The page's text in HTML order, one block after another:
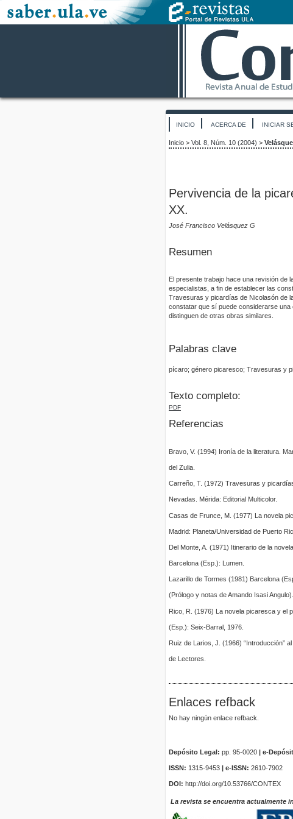
INICIO ACERCA DE INICIAR
Inicio > Vol. 8, Núm. 10 (2004) >
Pervivencia de la
XX.
José Francisco Velásquez G
Resumen
El presente trabajo hace una revisión
especialistas, a fin de establecer las
Travesuras y picardías de Nicolasón de
constatar que sí puede considerarse una
distinguen de otras obras similares.
Palabras clave
pícaro; género picaresco; Travesuras y
Texto completo:
PDF
Referencias
Bravo, V. (1994) Ironía de la literatura.
del Zulia.
Carreño, T. (1972) Travesuras y
Nevadas. Mérida: Editorial Multicolor.
Casas de Frunce, M. (1977) La novela
Madrid: Planeta/Universidad de Puerto
Del Monte, A. (1971) Itinerario de la
Barcelona (Esp.): Lumen.
Lazarillo de Tormes (1981) Barcelona
(Prólogo y notas de Amando Isasi Angulo).
Rico, R. (1976) La novela picaresca y el
(Esp.): Seix-Barral, 1976.
Ruiz de Larios, J. (1966) “Introducción”
de Lectores.
Enlaces refback
No hay ningún enlace refback.
Depósito Legal: pp. 95-0020 | e-
ISSN: 1315-9453 | e-ISSN: 2610-7902
DOI: http://doi.org/10.53766/CONTEX
La revista se encuentra actualmente